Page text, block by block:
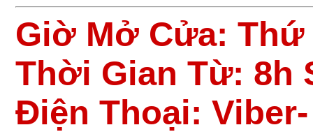
Giờ Mở Cửa: Thứ
Thời Gian Từ: 8h
Điện Thoại: